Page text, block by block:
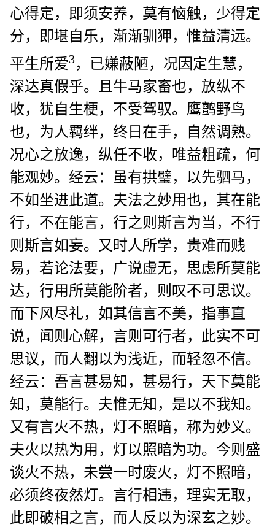
心得定，即须安养，莫有恼触，少得定
分，即堪自乐，渐渐驯狎，惟益清远。
平生所爱3，已嫌蔽陋，况因定生慧，
深达真假乎。且牛马家畜也，放纵不
收，犹自生梗，不受驾驭。鹰鹯野鸟
也，为人羁绊，终日在手，自然调熟。
况心之放逸，纵任不收，唯益粗疏，何
能观妙。经云：虽有拱璧，以先驷马，
不如坐进此道。夫法之妙用也，其在能
行，不在能言，行之则斯言为当，不行
则斯言如妄。又时人所学，贵难而贱
易，若论法要，广说虚无，思虑所莫能
达，行用所莫能阶者，则叹不可思议。
而下风尽礼，如其信言不美，指事直
说，闻则心解，言则可行者，此实不可
思议，而人翻以为浅近，而轻忽不信。
经云：吾言甚易知，甚易行，天下莫能
知，莫能行。夫惟无知，是以不我知。
又有言火不热，灯不照暗，称为妙义。
夫火以热为用，灯以照暗为功。今则盛
谈火不热，未尝一时废火，灯不照暗，
必须终夜然灯。言行相违，理实无取，
此即破相之言，而人反以为深玄之妙。